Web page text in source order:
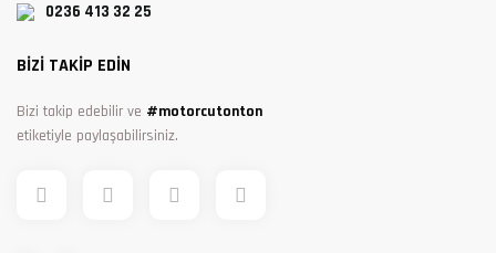
0236 413 32 25
BİZİ TAKİP EDİN
Bizi takip edebilir ve #motorcutonton
etiketiyle paylaşabilirsiniz.